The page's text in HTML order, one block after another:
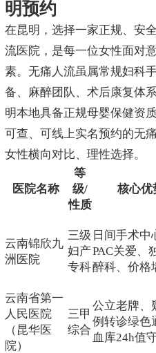
明预约
在昆明，选择一家正规、安
流医院，是每一位女性面对
素。无痛人流虽属常规妇科
备、麻醉团队、术后康复体
明本地具备正规母婴保健资
可查、可线上实名预约的无
女性横向对比、理性选择。
医院名称
等
级/
性质
核心优
云南锦欣九
洲医院
三级
妇产
专科
日间手术中
PAC关爱、
醉科、价格
云南省第一
人民医院
（昆华医
院）
三甲
综合
公立老牌、
例转诊绿色
血库24h值